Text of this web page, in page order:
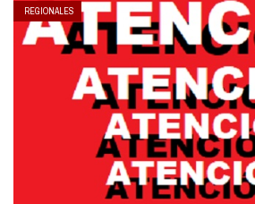
REGIONALES